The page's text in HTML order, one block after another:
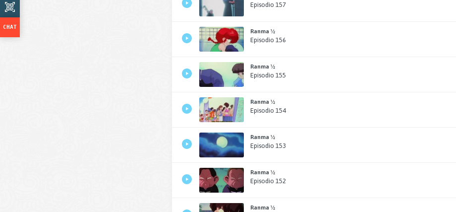
Episodio 157
Ranma ½
Episodio 156
Ranma ½
Episodio 155
Ranma ½
Episodio 154
Ranma ½
Episodio 153
Ranma ½
Episodio 152
Ranma ½